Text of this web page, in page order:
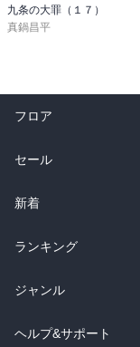
九条の大罪（１７）
真鍋昌平
フロア
総合
ラノベ
雑誌・グラビア
BL・TL
セール
総合
ラノベ
雑誌・グラビア
BL・TL
新着
総合
ラノベ
雑誌・グラビア
ランキング
総合
ラノベ
ジャンル
コミック
ヘルプ&サポート